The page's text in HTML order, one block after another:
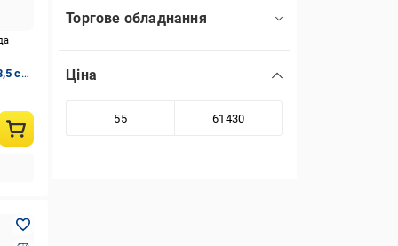
см;
Торгове обладнання
Ціна